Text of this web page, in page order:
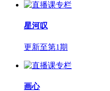
星河叹
更新至第1期
画心